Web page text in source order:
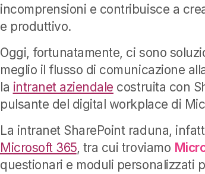
incomprensioni e contribuisce a
e produttivo.
Oggi, fortunatamente, ci sono
meglio il flusso di comunicazione
la intranet aziendale costruita con
pulsante del digital workplace di
La intranet SharePoint raduna,
Microsoft 365, tra cui troviamo
questionari e moduli personalizzati